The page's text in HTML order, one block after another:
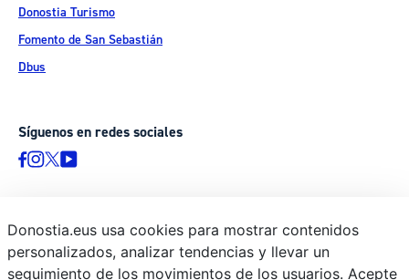
Donostia Turismo
Fomento de San Sebastián
Dbus
Síguenos en redes sociales
© Donostiako Udala - Ayuntamiento de Donostia / San Sebastián
Ijentea 1, 20003 Donostia / San Sebastián
Donostia.eus usa cookies para mostrar contenidos
personalizados, analizar tendencias y llevar un
seguimiento de los movimientos de los usuarios. Acepte